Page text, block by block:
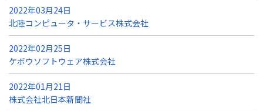
2022年03月24日
北陸コンピュータ・サービス株式会社
2022年02月25日
ケボウソフトウェア株式会社
2022年01月21日
株式会社北日本新聞社